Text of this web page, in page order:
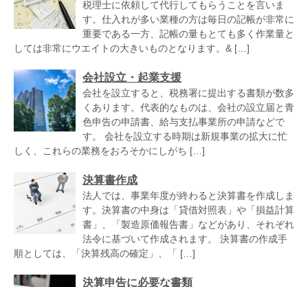
税理士に依頼して代行してもらうことを言いま
す。仕入れが多い業種の方は毎日の記帳が非常に
重要である一方、記帳の量もとても多く作業量と
しては非常にウエイトの大きいものとなります。& […]
会社設立・起業支援
会社を設立すると、税務署に提出する書類が数多
くあります。代表的なものは、会社の設立届と青
色申告の申請書、給与支払事業所の申請などで
す。 会社を設立する時期は新規事業の拡大に忙
しく、これらの業務をおろそかにしがち […]
決算書作成
法人では、事業年度が終わると決算書を作成しま
す。決算書の中身は「貸借対照表」や「損益計算
書」、「製造原価報告書」などがあり、それぞれ
法令に基づいて作成されます。 決算書の作成手
順としては、「決算残高の確定」、「 […]
決算申告に必要な書類